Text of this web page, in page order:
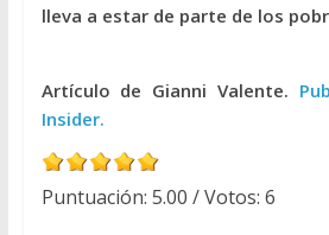
lleva a estar de parte de los
Artículo de Gianni Valente.
Insider.
Puntuación: 5.00 / Votos: 6